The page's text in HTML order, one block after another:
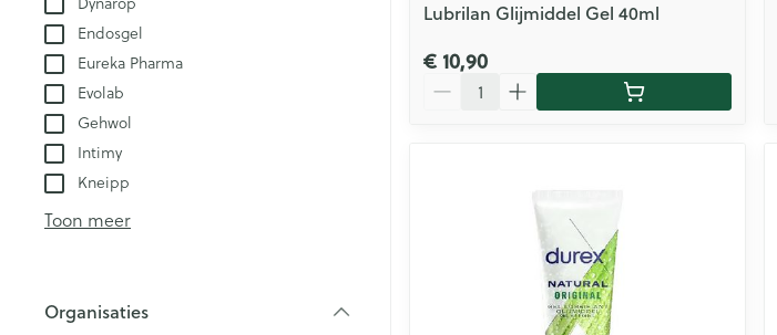
Endosgel
Eureka Pharma
Evolab
Gehwol
Intimy
Kneipp
Toon meer
Organisaties
Lubrilan Glijmiddel Gel 40ml
€ 10,90